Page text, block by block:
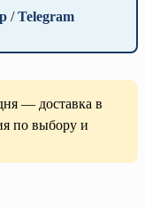
/Telegram
— доставка в
по выбору и